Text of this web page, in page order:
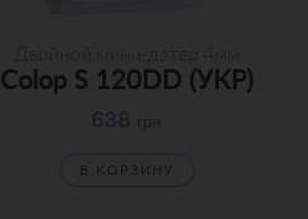
Colop S 120DD (УКР)
638 грн
В КОРЗИНУ